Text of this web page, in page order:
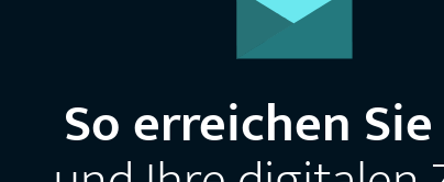
So erreichen